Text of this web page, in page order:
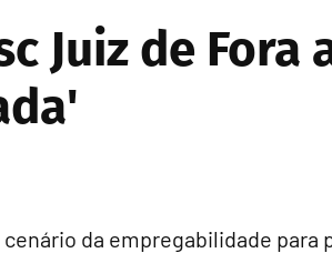
Juiz de Fora
da empregabilidade para